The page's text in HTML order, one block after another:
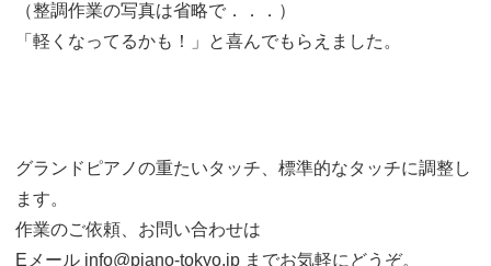
（整調作業の写真は省略で．．．）
「軽くなってるかも！」と喜んでもらえました。
グランドピアノの重たいタッチ、標準的なタッチに調整し
ます。
作業のご依頼、お問い合わせは
Eメール info@piano-tokyo.jp までお気軽にどうぞ。